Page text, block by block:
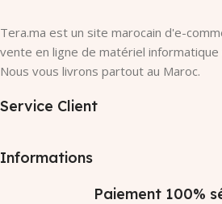
Tera.ma est un site marocain d'e-
vente en ligne de matériel
Nous vous livrons partout au Maroc.
Service Client
Informations
Paiement 100%